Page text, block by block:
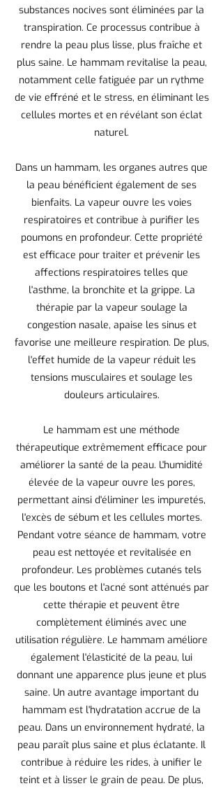
substances nocives sont éliminées par la
transpiration. Ce processus contribue à
rendre la peau plus lisse, plus fraîche et
plus saine. Le hammam revitalise la peau,
notamment celle fatiguée par un rythme
de vie effréné et le stress, en éliminant les
cellules mortes et en révélant son éclat
naturel.
Dans un hammam, les organes autres que
la peau bénéficient également de ses
bienfaits. La vapeur ouvre les voies
respiratoires et contribue à purifier les
poumons en profondeur. Cette propriété
est efficace pour traiter et prévenir les
affections respiratoires telles que
l'asthme, la bronchite et la grippe. La
thérapie par la vapeur soulage la
congestion nasale, apaise les sinus et
favorise une meilleure respiration. De plus,
l'effet humide de la vapeur réduit les
tensions musculaires et soulage les
douleurs articulaires.
Le hammam est une méthode
thérapeutique extrêmement efficace pour
améliorer la santé de la peau. L'humidité
élevée de la vapeur ouvre les pores,
permettant ainsi d'éliminer les impuretés,
l'excès de sébum et les cellules mortes.
Pendant votre séance de hammam, votre
peau est nettoyée et revitalisée en
profondeur. Les problèmes cutanés tels
que les boutons et l'acné sont atténués par
cette thérapie et peuvent être
complètement éliminés avec une
utilisation régulière. Le hammam améliore
également l'élasticité de la peau, lui
donnant une apparence plus jeune et plus
saine. Un autre avantage important du
hammam est l'hydratation accrue de la
peau. Dans un environnement hydraté, la
peau paraît plus saine et plus éclatante. Il
contribue à réduire les rides, à unifier le
teint et à lisser le grain de peau. De plus,